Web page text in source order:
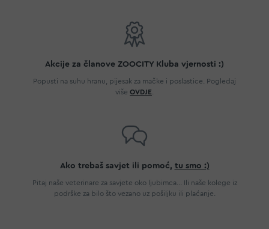
Akcije za članove ZOOCITY Kluba vjernosti :)
Popusti na suhu hranu, pijesak za mačke i poslastice. Pogledaj
više OVDJE
Ako trebaš savjet ili pomoć, tu smo :)
Pitaj naše veterinare za savjete oko ljubimca... Ili naše kolege iz
podrške za bilo što vezano uz pošiljku ili plaćanje.